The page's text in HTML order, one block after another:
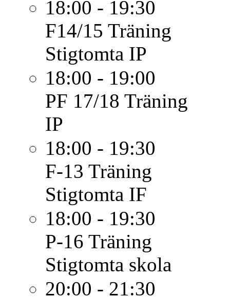
18:00 - 19:30
F14/15 Träning
Stigtomta IP
18:00 - 19:00
PF 17/18 Träning
IP
18:00 - 19:30
F-13 Träning
Stigtomta IF
18:00 - 19:30
P-16 Träning
Stigtomta skola
20:00 - 21:30